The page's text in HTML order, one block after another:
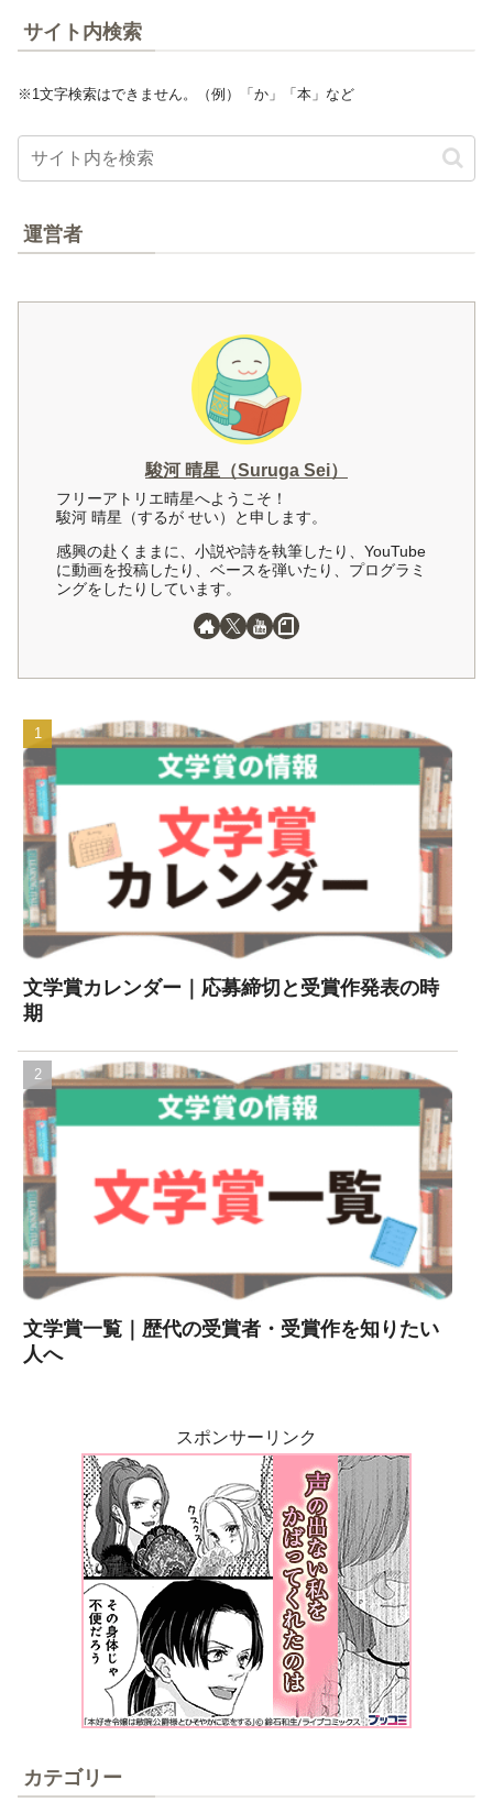
サイト内検索
※1文字検索はできません。（例）「か」「本」など
運営者
駿河 晴星（Suruga Sei）
フリーアトリエ晴星へようこそ！
駿河 晴星（するが せい）と申します。
感興の赴くままに、小説や詩を執筆したり、YouTube
に動画を投稿したり、ベースを弾いたり、プログラミ
ングをしたりしています。
文学賞カレンダー｜応募締切と受賞作発表の時
期
文学賞一覧｜歴代の受賞者・受賞作を知りたい
人へ
スポンサーリンク
カテゴリー